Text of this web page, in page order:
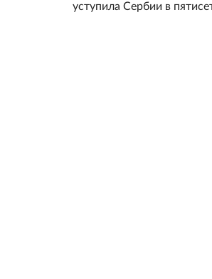
уступила Сербии в